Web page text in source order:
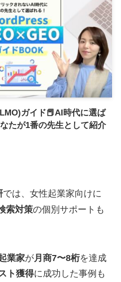
ガイド📕AI時代に選ば
たが1番の先生として紹介
では、女性起業家向けに
索対策の個別サポートも
業家が月商7〜8桁を達成
ト獲得に成功した事例も